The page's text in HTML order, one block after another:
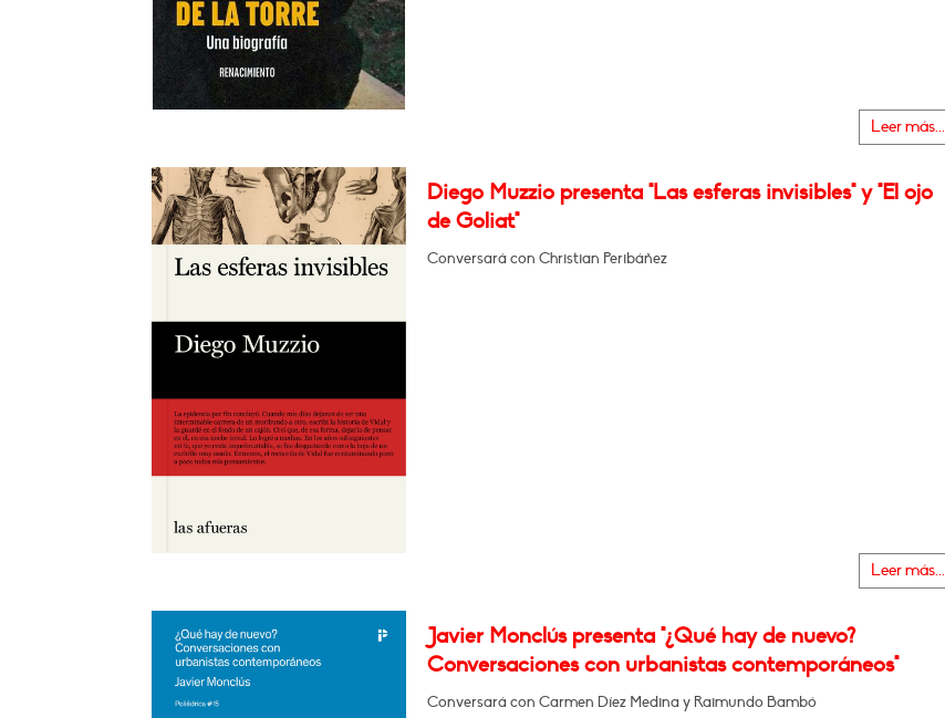
Leer más...
Diego Muzzio presenta "Las esferas invisibles" y "El ojo
de Goliat"
Conversará con Christian Peribáñez
Leer más...
Javier Monclús presenta "¿Qué hay de nuevo?
Conversaciones con urbanistas contemporáneos"
Conversará con Carmen Díez Medina y Raimundo Bambó